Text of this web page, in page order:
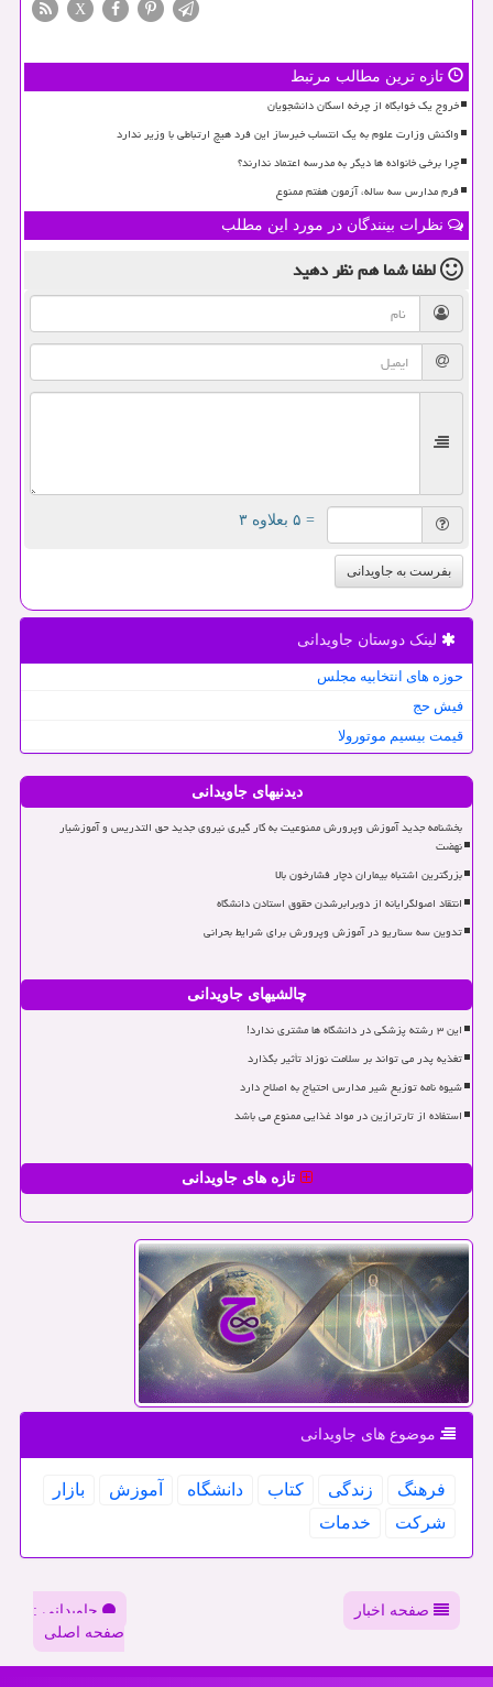
X
تازه ترین مطالب مرتبط
خروج یک خوابگاه از چرخه اسکان دانشجویان
واکنش وزارت علوم به یک انتساب خبرساز این فرد هیچ ارتباطی با وزیر ندارد
چرا برخی خانواده ها دیگر به مدرسه اعتماد ندارند؟
فرم مدارس سه ساله، آزمون هفتم ممنوع
نظرات بینندگان در مورد این مطلب
لطفا شما همنظر دهید
= ۵ بعلاوه ۳
بفرست به جاویدانی
لینک دوستان جاویدانی
حوزه های انتخابیه مجلس
فیش حج
قیمت بیسیم موتورولا
دیدنیهای جاویدانی
بخشنامه جدید آموزش وپرورش ممنوعیت به کار گیری نیروی جدید حق التدریس و آموزشیار
نهضت
بزرگترین اشتباه بیماران دچار فشارخون بالا
انتقاد اصولگرایانه از دوبرابرشدن حقوق استادن دانشگاه
تدوین سه سناریو در آموزش وپرورش برای شرایط بحرانی
چالشیهای جاویدانی
این ۳ رشته پزشکی در دانشگاه ها مشتری ندارد!
تغذیه پدر می تواند بر سلامت نوزاد تأثیر بگذارد
شیوه نامه توزیع شیر مدارس احتیاج به اصلاح دارد
استفاده از تارترازین در مواد غذایی ممنوع می باشد
تازه های جاویدانی
موضوع های جاویدانی
فرهنگ زندگی كتاب دانشگاه آموزش
بازار
شركت
خدمات
صفحه اخبار
جاویدانی :
صفحه اصلی